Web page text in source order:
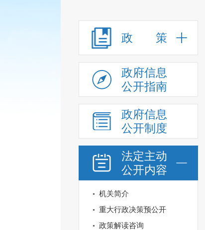
政 策
政府信息
公开指南
政府信息
公开制度
法定主动
公开内容
机关简介
重大行政决策预公开
政策解读咨询